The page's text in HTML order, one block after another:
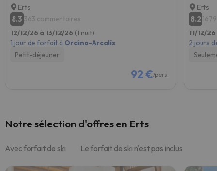
Erts
8.3 363 commentaires
12/12/26 à 13/12/26 (1 nuit)
1 jour de forfait à Ordino-Arcalís
Petit-déjeuner
92 €/pers.
Erts
8.2
11/12/
2 jours
Notre sélection d'offres en Erts
Avec forfait de ski Le forfait de ski n'est pas inclus